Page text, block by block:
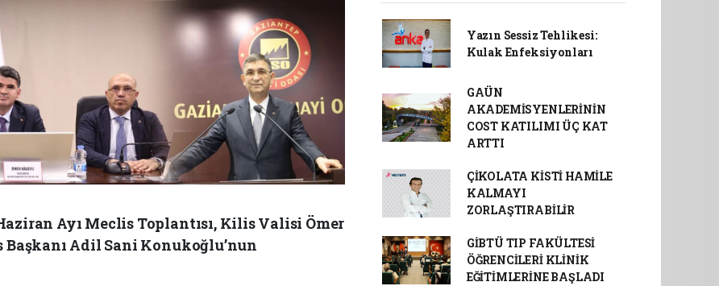
Ayı Meclis Toplantısı, Kilis Valisi Ömer
Başkanı Adil Sani Konukoğlu’nun
Yazın Sessiz Tehlikesi:
Kulak Enfeksiyonları
GAÜN
AKADEMİSYENLERİNİN
COST KATILIMI ÜÇ KAT
ARTTI
ÇİKOLATA KİSTİ HAMİLE
KALMAYI
ZORLAŞTIRABİLİR
GİBTÜ TIP FAKÜLTESİ
ÖĞRENCİLERİ KLİNİK
EĞİTİMLERİNE BAŞLADI